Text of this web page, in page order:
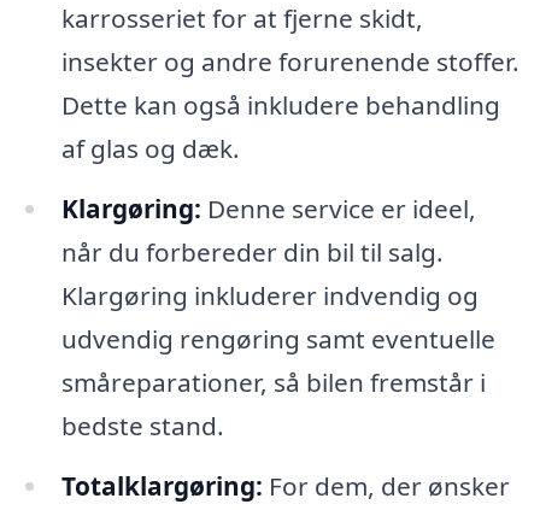
karrosseriet for at fjerne skidt,
insekter og andre forurenende stoffer.
Dette kan også inkludere behandling
af glas og dæk.
Klargøring: Denne service er ideel,
når du forbereder din bil til salg.
Klargøring inkluderer indvendig og
udvendig rengøring samt eventuelle
småreparationer, så bilen fremstår i
bedste stand.
Totalklargøring: For dem, der ønsker